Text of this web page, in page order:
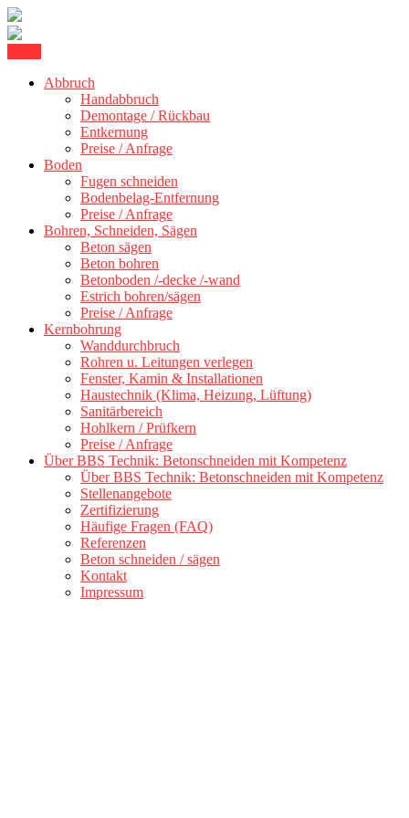
content
BBS Technik GmbH
Abbruch
Handabbruch
Demontage / Rückbau
Entkernung
Preise / Anfrage
Boden
Fugen schneiden
Bodenbelag-Entfernung
Preise / Anfrage
Bohren, Schneiden, Sägen
Beton sägen
Beton bohren
Betonboden /-decke /-wand
Estrich bohren/sägen
Preise / Anfrage
Kernbohrung
Wanddurchbruch
Rohren u. Leitungen verlegen
Fenster, Kamin & Installationen
Haustechnik (Klima, Heizung, Lüftung)
Sanitärbereich
Hohlkern / Prüfkern
Preise / Anfrage
Über BBS Technik: Betonschneiden mit Kompetenz
Über BBS Technik: Betonschneiden mit Kompetenz
Stellenangebote
Zertifizierung
Häufige Fragen (FAQ)
Referenzen
Beton schneiden / sägen
Kontakt
Impressum